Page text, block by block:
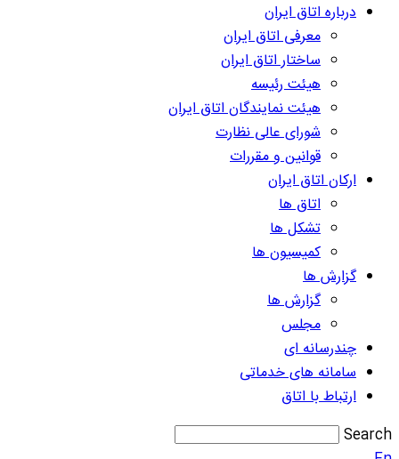
درباره اتاق ایران
معرفی اتاق ایران
ساختار اتاق ایران
هیئت رئیسه
هیئت نمایندگان اتاق ایران
شورای عالی نظارت
قوانین و مقررات
ارکان اتاق ایران
اتاق ها
تشکل ها
کمیسیون ها
گزارش ها
گزارش ها
مجلس
چندرسانه ای
سامانه های خدماتی
ارتباط با اتاق
Search